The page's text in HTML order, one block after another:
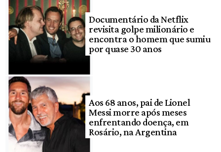
Documentário da Netflix
revisita golpe milionário e
encontra o homem que sumiu
por quase 30 anos
Aos 68 anos, pai de Lionel
Messi morre após meses
enfrentando doença, em
Rosário, na Argentina